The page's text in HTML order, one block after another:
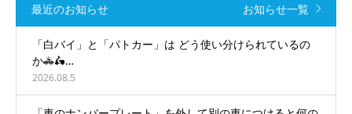
最近のお知らせ お知らせ一覧
「白バイ」と「パトカー」は どう使い分けられているの
か🚓🛵…
2026.08.5